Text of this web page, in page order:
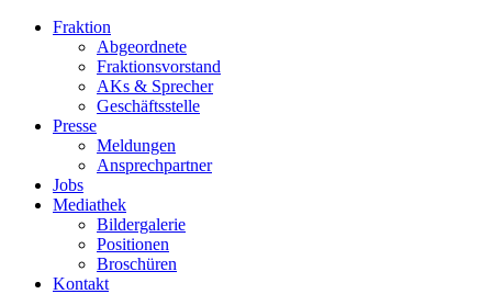
Fraktion
Abgeordnete
Fraktions­vorstand
AKs & Sprecher
Geschäftsstelle
Presse
Meldungen
Ansprechpartner
Jobs
Mediathek
Bildergalerie
Positionen
Broschüren
Kontakt